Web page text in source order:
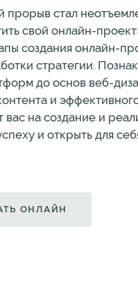
стал
свой онлайн-
создания онлайн-
стратегии.
до основ веб-
и
вас на создание и
и открыть для
ОНЛАЙН